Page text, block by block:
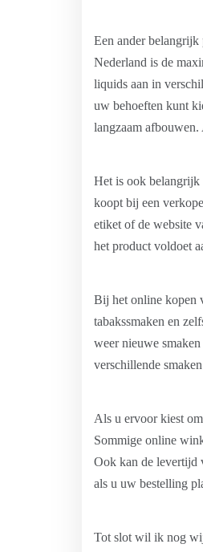
Een ander
Nederland is de
liquids aan in
uw behoeften kunt
langzaam
Het is ook belangrijk
koopt bij een
etiket of de website
het product voldoet
Bij het online kopen
tabakssmaken en
weer nieuwe
verschillende
Als u ervoor kiest
Sommige online
Ook kan de levertijd
als u uw bestelling
Tot slot wil ik nog